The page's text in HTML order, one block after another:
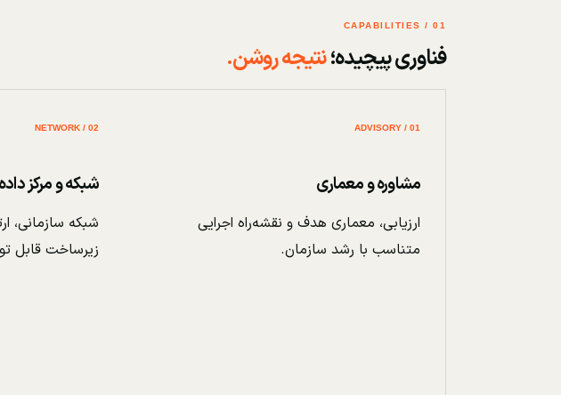
01 / CAPABILITIES
فناوری پیچیده؛نتیجه روشن.
01 / ADVISORY
مشاوره و معماری
ارزیابی، معماری هدف و نقشه‌راه اجرایی
متناسب با رشد سازمان.
02 / NETWORK
شبکه و مرکز داده
شبکه سازمانی،
زیرساخت قابل